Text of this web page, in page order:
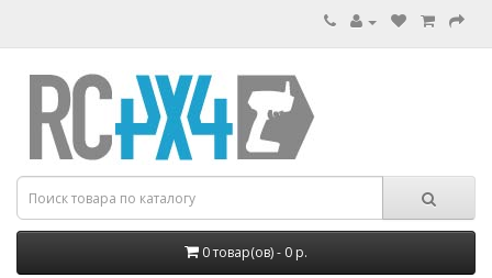
0 товар(ов) - 0 р.